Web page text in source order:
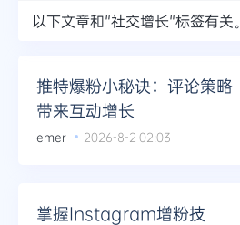
以下文章和"社交增长"标签有关。
推特爆粉小秘诀：评论策略
带来互动增长
emer 2026-8-2 02:03
掌握Instagram增粉技